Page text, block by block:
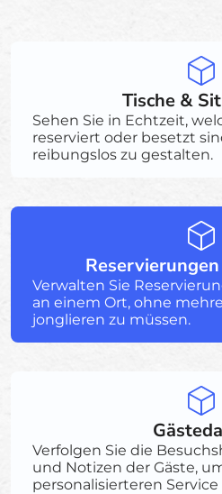
Tische &
Sehen Sie in Echtzeit,
reserviert oder besetzt
reibungslos zu gestalten.
Verwalten Sie
an einem Ort, ohne
jonglieren zu müssen.
Verfolgen Sie die
und Notizen der Gäste,
personalisierteren